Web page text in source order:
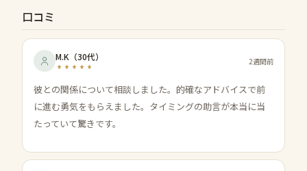
口コミ
M.K （30代） 2週間前
彼との関係について相談しました。的確なアドバイスで前
に進む勇気をもらえました。タイミングの助言が本当に当
たっていて驚きです。